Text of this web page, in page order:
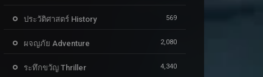
ประวัติศาสตร์ History 569
ผจญภัย Adventure 2,080
ระทึกขวัญ Thriller 4,340